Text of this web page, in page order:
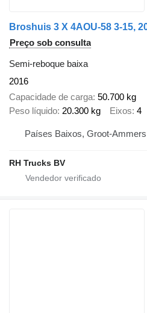
Preço sob consulta
Semi-reboque baixa
2016
Capacidade de carga 50.700 kg
Peso líquido 20.300 kg Eixos 4
Países Baixos, Groot-Ammers
RH Trucks BV